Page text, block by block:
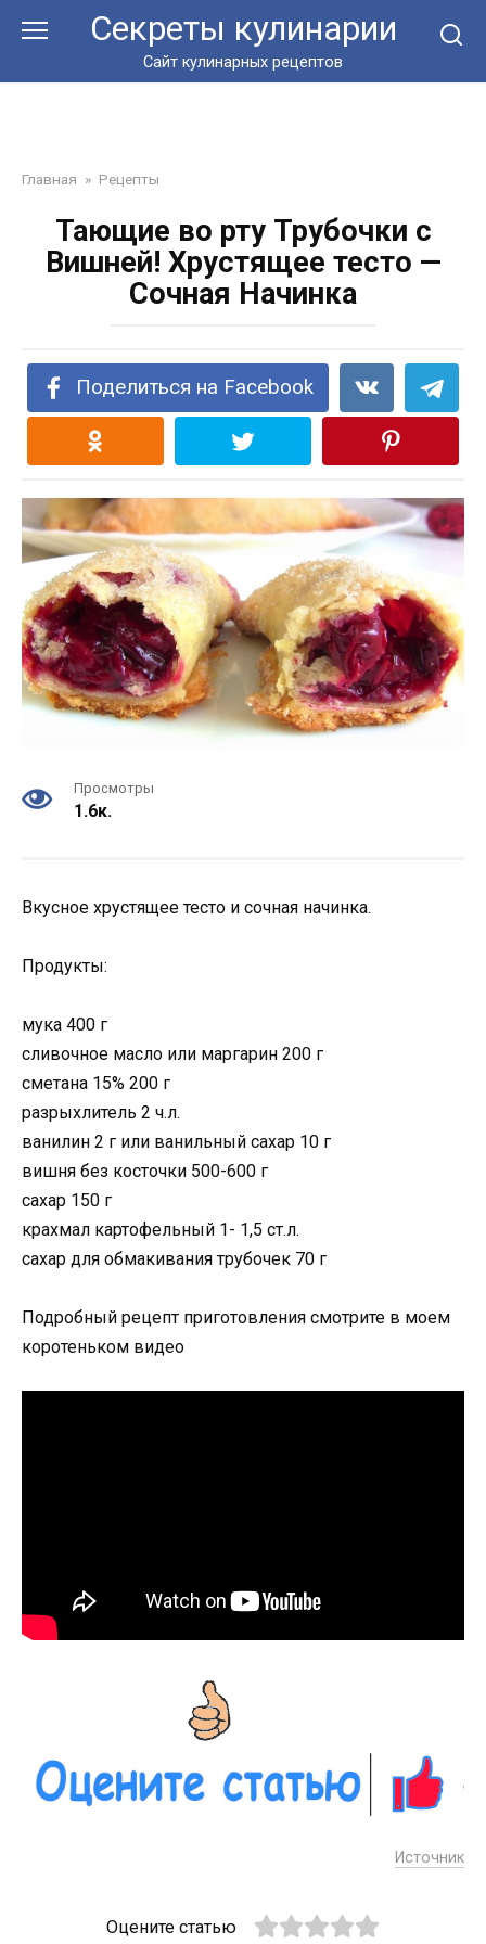
Секреты кулинарии
Сайт кулинарных рецептов
Главная » Рецепты
Тающие во рту Трубочки с
Вишней! Хрустящее тесто —
Сочная Начинка
Поделиться на Facebook
Просмотры
1.6к.
Вкусное хрустящее тесто и сочная начинка.
Продукты:
мука 400 г
сливочное масло или маргарин 200 г
сметана 15% 200 г
разрыхлитель 2 ч.л.
ванилин 2 г или ванильный сахар 10 г
вишня без косточки 500-600 г
сахар 150 г
крахмал картофельный 1- 1,5 ст.л.
сахар для обмакивания трубочек 70 г
Подробный рецепт приготовления смотрите в моем
коротеньком видео
Источник
Оцените статью